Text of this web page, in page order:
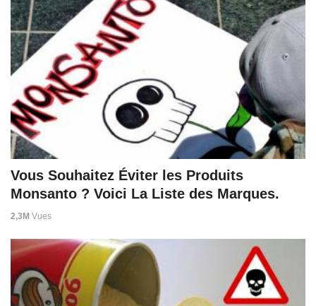
Vous Souhaitez Éviter les Produits
Monsanto ? Voici La Liste des Marques.
2,3M Vues